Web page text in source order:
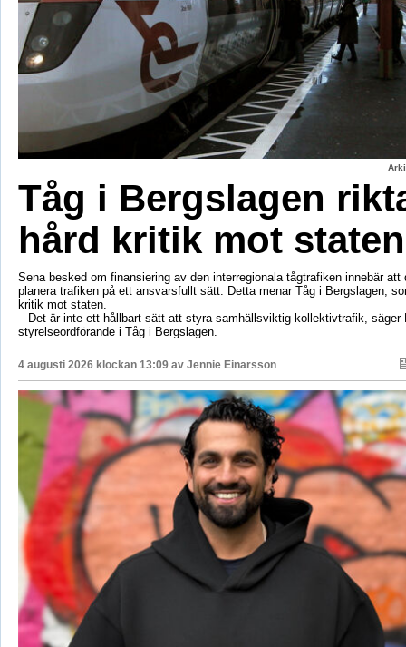
Tåg i Bergslagen
hård kritik mot staten
Sena besked om finansiering av den interregionala tågtrafiken innebär att
planera trafiken på ett ansvarsfullt sätt. Detta menar Tåg i Bergslagen,
kritik mot staten.
– Det är inte ett hållbart sätt att styra samhällsviktig kollektivtrafik, säger
styrelseordförande i Tåg i Bergslagen.
4 augusti 2026 klockan 13:09 av Jennie Einarsson